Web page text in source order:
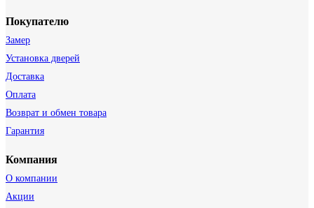
Покупателю
Замер
Установка дверей
Доставка
Оплата
Возврат и обмен товара
Гарантия
Компания
О компании
Акции